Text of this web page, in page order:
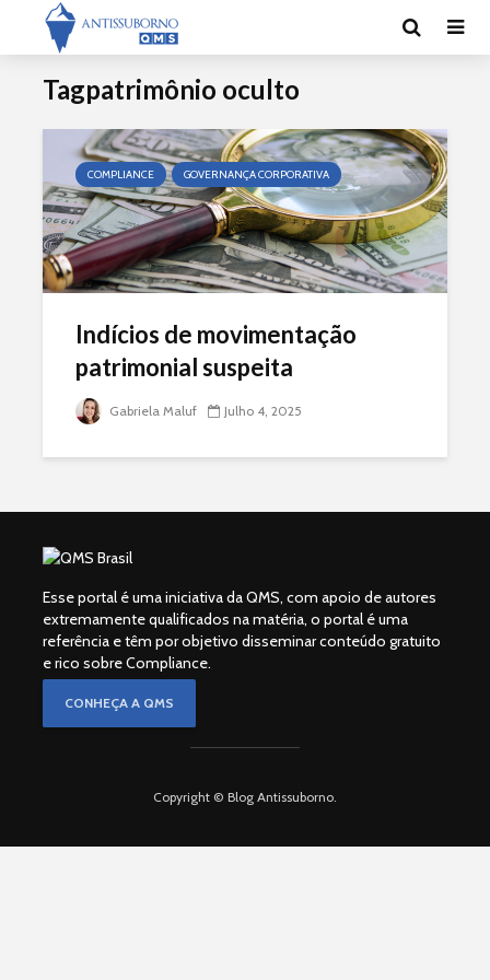
Tagpatrimônio oculto
COMPLIANCE GOVERNANÇA CORPORATIVA
Indícios de movimentação
patrimonial suspeita
Gabriela Maluf Julho 4, 2025
Esse portal é uma iniciativa da QMS, com apoio de autores
extremamente qualificados na matéria, o portal é uma
referência e têm por objetivo disseminar conteúdo gratuito
e rico sobre Compliance.
CONHEÇA A QMS
Copyright © Blog Antissuborno.